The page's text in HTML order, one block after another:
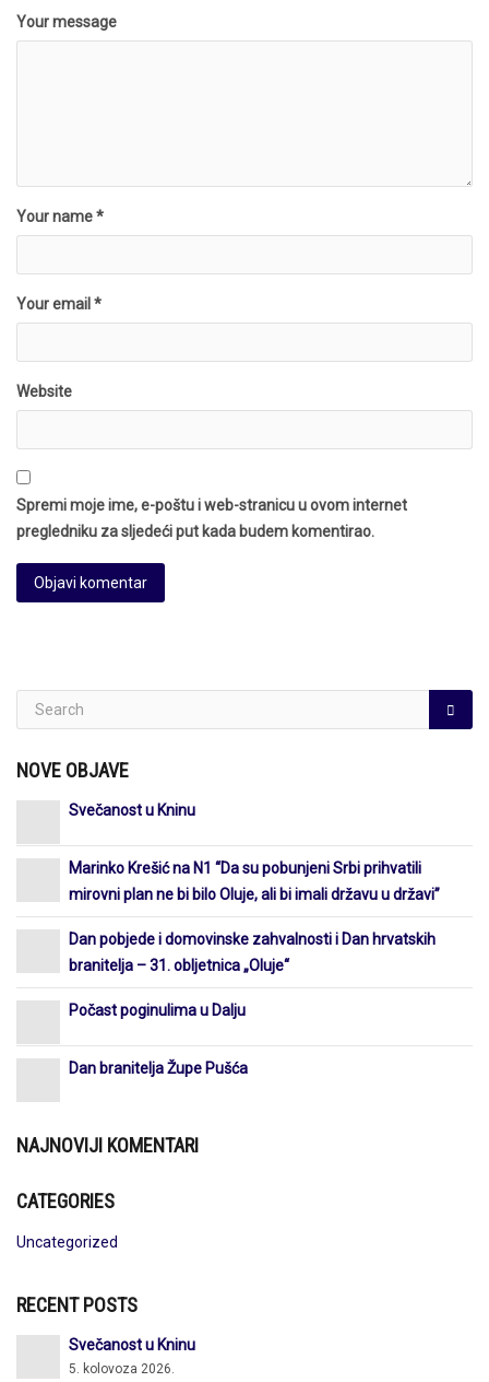
Your message
Your name *
Your email *
Website
Spremi moje ime, e-poštu i web-stranicu u ovom internet
pregledniku za sljedeći put kada budem komentirao.
NOVE OBJAVE
Svečanost u Kninu
Marinko Krešić na N1 “Da su pobunjeni Srbi prihvatili
mirovni plan ne bi bilo Oluje, ali bi imali državu u državi”
Dan pobjede i domovinske zahvalnosti i Dan hrvatskih
branitelja – 31. obljetnica „Oluje“
Počast poginulima u Dalju
Dan branitelja Župe Pušća
NAJNOVIJI KOMENTARI
CATEGORIES
Uncategorized
RECENT POSTS
Svečanost u Kninu
5. kolovoza 2026.